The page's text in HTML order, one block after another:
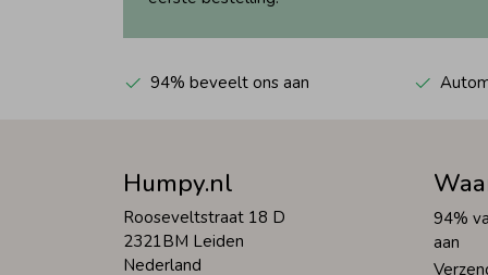
94% beveelt ons aan
Humpy.nl
Rooseveltstraat 18 D
2321BM Leiden
Nederland
94%
aan